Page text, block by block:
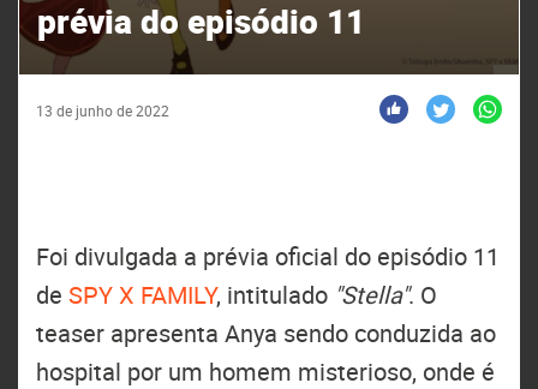
prévia do episódio 11
13 de junho de 2022
Foi divulgada a prévia oficial do episódio 11
de SPY X FAMILY, intitulado "Stella". O
teaser apresenta Anya sendo conduzida ao
hospital por um homem misterioso, onde é